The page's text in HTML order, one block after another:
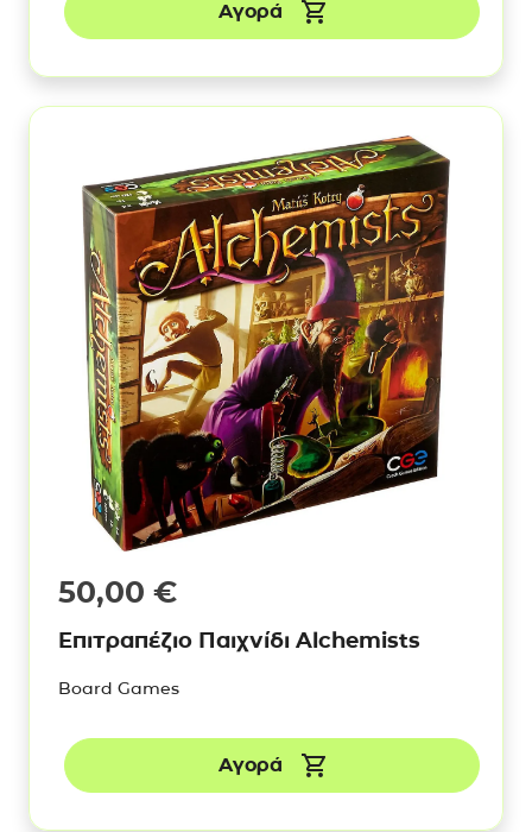
Αγορά
50,00 €
Επιτραπέζιο Παιχνίδι Alchemists
Board Games
Αγορά